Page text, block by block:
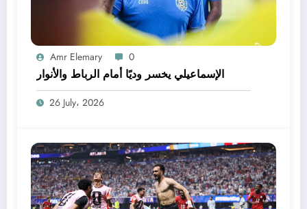
Amr Elemary 0
الإسماعيلي يخسر وديًا أمام الرباط والأنوار
26 July، 2026